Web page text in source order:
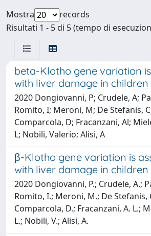
Mostra
records
Risultati 1 - 5 di 5 (tempo di
beta-Klotho gene variation
with liver damage in children
2020 Dongiovanni, P; Crudele, A;
Romito, I; Meroni, M; De Stefanis,
Comparcola, D; Fracanzani, Al;
L; Nobili, Valerio; Alisi, A
β-Klotho gene variation is
with liver damage in children
2020 Dongiovanni, P.; Crudele, A.;
Romito, I.; Meroni, M.; De Stefanis,
Comparcola, D.; Fracanzani, A. L.;
L.; Nobili, V.; Alisi, A.